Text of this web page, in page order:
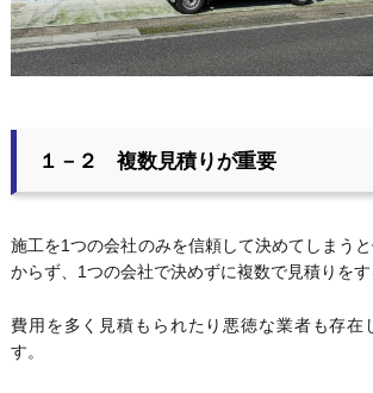
１－２ 複数見積りが重要
施工を1つの会社のみを信頼して決めてしまう
からず、1つの会社で決めずに複数で見積りをす
費用を多く見積もられたり悪徳な業者も存在
す。